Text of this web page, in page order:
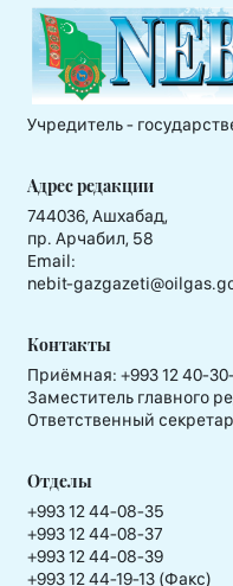
Учредитель -
Адрес редакции
744036, Ашхабад,
пр. Арчабил, 58
Email:
nebit-
Контакты
Приёмная: +993 12 40-
Заместитель главного
Ответственный
Отделы
+993 12 44-08-35
+993 12 44-08-37
+993 12 44-08-39
+993 12 44-19-13 (Факс)